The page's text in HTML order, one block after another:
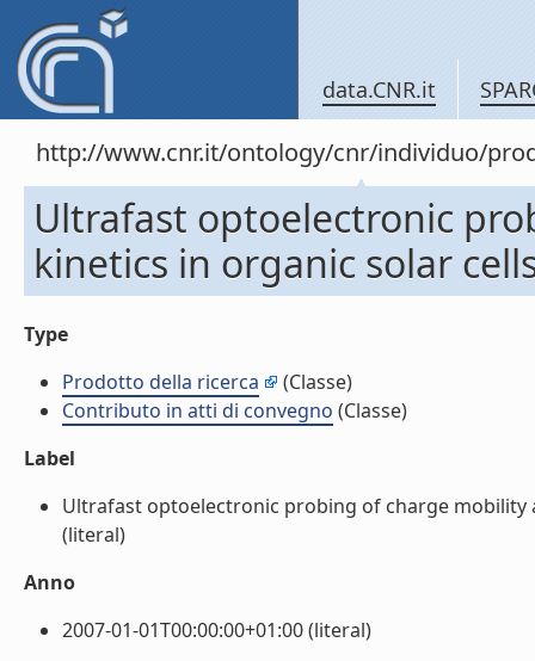
data.CNR.it
http://www.cnr.it/ontology/cnr/individuo/
Ultrafast optoelectronic
kinetics in organic solar
Type
Prodotto della ricerca
(Classe)
Contributo in atti di convegno (Classe)
Label
Ultrafast optoelectronic probing of charge mobility
(literal)
Anno
2007-01-01T00:00:00+01:00 (literal)